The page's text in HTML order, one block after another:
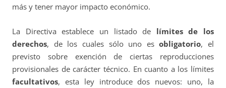
más y tener mayor impacto económico.
La Directiva establece un listado de límites de los
derechos, de los cuales sólo uno esobligatorio, el
previsto sobre exención de ciertas reproducciones
provisionales de carácter técnico. En cuanto a los límites
facultativos, esta ley introduce dos nuevos: uno, la